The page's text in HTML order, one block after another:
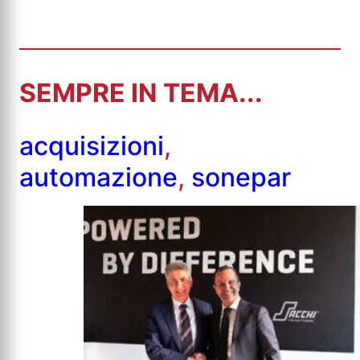
SEMPRE IN TEMA...
acquisizioni,
automazione, sonepar